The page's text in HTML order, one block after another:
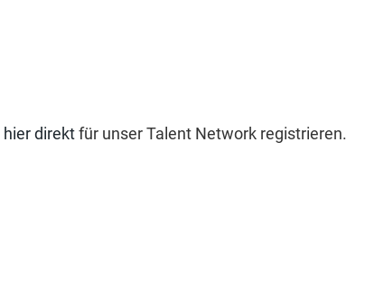
hier direktfür unser Talent Network registrieren.